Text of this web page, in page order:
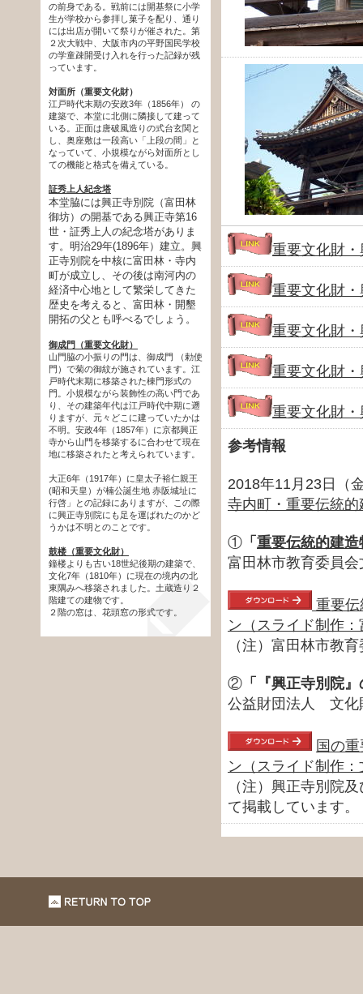
重要文化財
重要文化財
重要文化財
重要文化財
重要文化財
参考情報
2018年11月23日（
寺内町・重要伝統
① 「 重要伝統的建
富田林市教育委員
重要
ン（スライド制作
（注）富田林市教
② 「『興正寺別院
公益財団法人 文化
国の
ン（スライド制作
（注）興正寺別院
て掲載しています。
の前身である。戦前には開基祭に小学
生が学校から参拝し菓子を配り、通り
には出店が開いて祭りが催された。第
２次大戦中、大阪市内の平野国民学校
の学童疎開受け入れを行った記録が残
っています。
対面所 （重要文化財）
江戸時代末期の安政3年（1856年） の
建築で、本堂に北側に隣接して建って
いる。正面は唐破風造りの式台玄関と
し、奥座敷は一段高い「上段の間」と
なっていて、小規模ながら対面所とし
ての機能と格式を備えている。
証秀上人紀念塔
本堂脇には興正寺別院（富田林
御坊）の開基である興正寺第16
世・証秀上人の紀念塔がありま
す。明治29年(1896年）建立。興
正寺別院を中核に富田林・寺内
町が成立し、その後は南河内の
経済中心地として繁栄してきた
歴史を考えると、富田林・開墾
開拓の父とも呼べるでしょう。
御成門（重要文化財）
山門脇の小振りの門は、御成門 （勅使
門）で菊の御紋が施されています。江
戸時代末期に移築された棟門形式の
門。小規模ながら装飾性の高い門であ
り、その建築年代は江戸時代中期に遡
りますが、元々どこに建っていたかは
不明。安政4年（1857年）に京都興正
寺から山門を移築するに合わせて現在
地に移築されたと考えられています。
大正6年（1917年）に皇太子裕仁親王
(昭和天皇）が楠公誕生地 赤阪城址に
行啓」との記録にありますが、この際
に興正寺別院にも足を運ばれたのかど
うかは不明とのことです。
鼓楼（重要文化財）
鐘楼よりも古い18世紀後期の建築で、
文化7年（1810年）に現在の境内の北
東隅みへ移築されました。土蔵造り２
階建ての建物です。
２階の窓は、花頭窓の形式です。